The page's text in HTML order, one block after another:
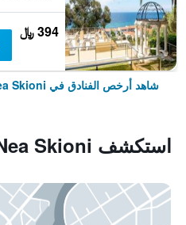
394 ﷼
شاهد أرخص الفنادق في Nea Skioni
استكشف Nea Skioni